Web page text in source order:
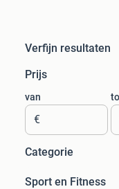
Verfijn resultaten
Prijs
van
€
Categorie
Sport en Fitness